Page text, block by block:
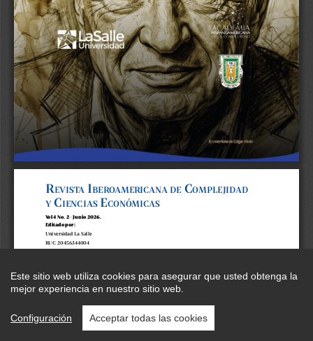
Este sitio web utiliza cookies para asegurar que usted obtenga la
mejor experiencia en nuestro sitio web.
Configuración Acceptar todas las cookies